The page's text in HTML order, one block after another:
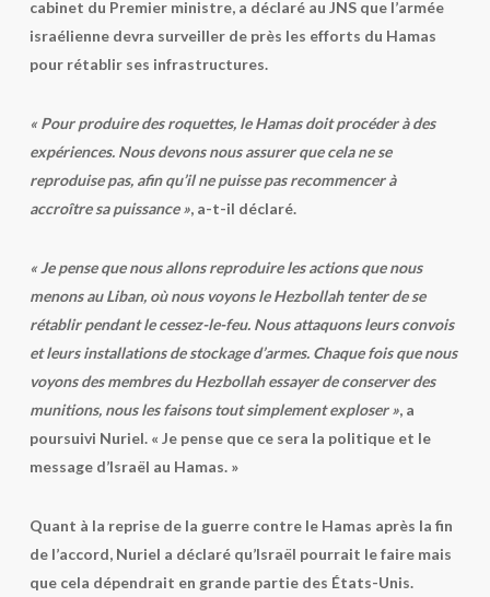
cabinet du Premier ministre, a déclaré au JNS que l’armée
israélienne devra surveiller de près les efforts du Hamas
pour rétablir ses infrastructures.
« Pour produire des roquettes, le Hamas doit procéder à des
expériences. Nous devons nous assurer que cela ne se
reproduise pas, afin qu’il ne puisse pas recommencer à
accroître sa puissance », a-t-il déclaré.
« Je pense que nous allons reproduire les actions que nous
menons au Liban, où nous voyons le Hezbollah tenter de se
rétablir pendant le cessez-le-feu. Nous attaquons leurs convois
et leurs installations de stockage d’armes. Chaque fois que nous
voyons des membres du Hezbollah essayer de conserver des
munitions, nous les faisons tout simplement exploser », a
poursuivi Nuriel. « Je pense que ce sera la politique et le
message d’Israël au Hamas. »
Quant à la reprise de la guerre contre le Hamas après la fin
de l’accord, Nuriel a déclaré qu’Israël pourrait le faire mais
que cela dépendrait en grande partie des États-Unis.